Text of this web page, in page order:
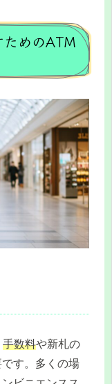
めのATM
手数料や新札の
す。多くの場